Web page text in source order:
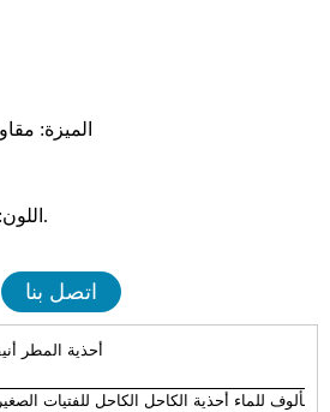
الميزة:
اللون: برتقالي ، أصفر ، أبيض.
اتصل بنا
أحذية المطر
للماء أحذية الكاحل الكاحل للفتيات